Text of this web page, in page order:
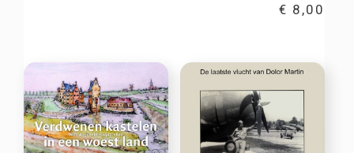
€ 8,00